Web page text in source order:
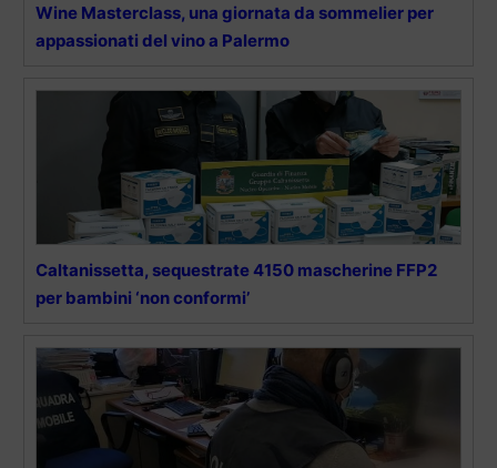
Wine Masterclass, una giornata da sommelier per
appassionati del vino a Palermo
Caltanissetta, sequestrate 4150 mascherine FFP2
per bambini ‘non conformi’